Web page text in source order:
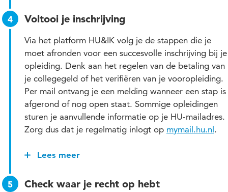
je inloggegevens kwijt bent? Reset je wachtwoord
Voltooi je inschrijving
Via het platform HU&IK volg je de stappen die je
moet afronden voor een succesvolle inschrijving bij je
opleiding. Denk aan het regelen van de betaling van
je collegegeld of het verifiëren van je vooropleiding.
Per mail ontvang je een melding wanneer een stap is
afgerond of nog open staat. Sommige opleidingen
sturen je aanvullende informatie op je HU-mailadres.
Zorg dus dat je regelmatig inlogt op mymail.hu.nl .
Vanaf half juni kun je de betaalwijze van je
Lees meer
Check waar je recht op hebt